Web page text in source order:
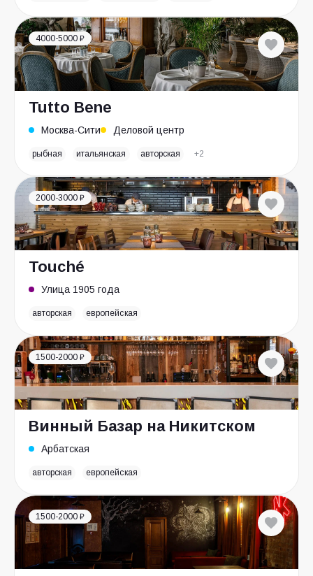
4000-5000 ₽
Tutto Bene
Москва-Сити Деловой центр
рыбная итальянская авторская +2
2000-3000 ₽
Touché
Улица 1905 года
авторская европейская
1500-2000 ₽
Винный Базар на Никитском
Арбатская
авторская европейская
1500-2000 ₽